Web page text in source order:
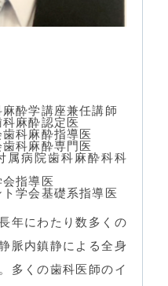
酔学講座兼任講師
麻酔認定医
科麻酔指導医
科麻酔専門医
属病院歯科麻酔科科
指導医
学会基礎系指導医
年にわたり数多くの
脈内鎮静による全身
多くの歯科医師のイ